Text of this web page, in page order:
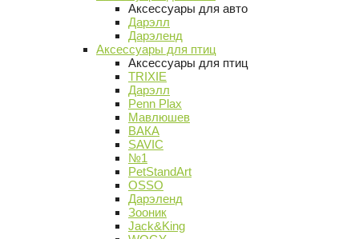
Аксессуары для авто
Дарэлл
Дарэленд
Аксессуары для птиц
Аксессуары для птиц
TRIXIE
Дарэлл
Penn Plax
Мавлюшев
ВАКА
SAVIC
№1
PetStandArt
OSSO
Дарэленд
Зооник
Jack&King